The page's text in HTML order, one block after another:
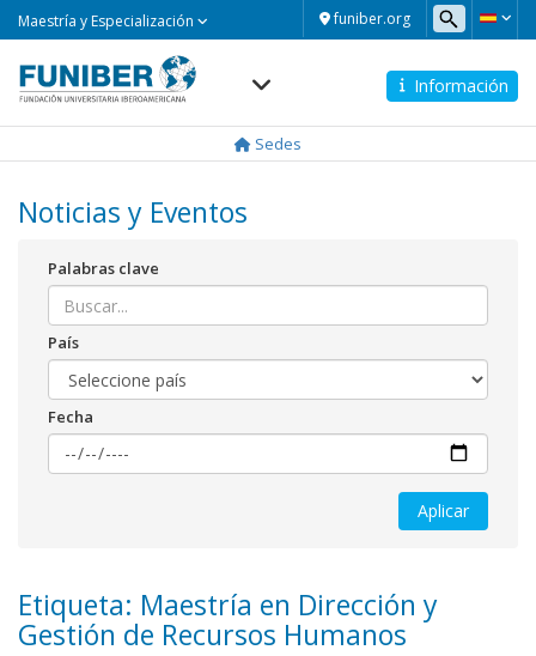
funiber.org
Maestría y Especialización
Información
Sedes
Noticias y Eventos
Palabras clave
País
Fecha
Etiqueta: Maestría en Dirección y
Gestión de Recursos Humanos